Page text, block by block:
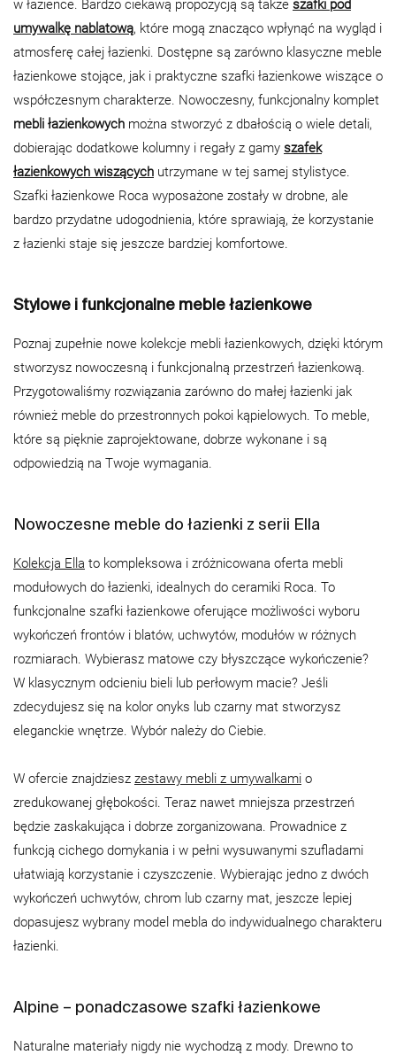
w łazience. Bardzo ciekawą propozycją są także szafki pod
umywalkę nablatową, które mogą znacząco wpłynąć na wygląd i
atmosferę całej łazienki. Dostępne są zarówno klasyczne meble
łazienkowe stojące, jak i praktyczne szafki łazienkowe wiszące o
współczesnym charakterze. Nowoczesny, funkcjonalny komplet
mebli łazienkowych można stworzyć z dbałością o wiele detali,
dobierając dodatkowe kolumny i regały z gamy szafek
łazienkowych wiszących utrzymane w tej samej stylistyce.
Szafki łazienkowe Roca wyposażone zostały w drobne, ale
bardzo przydatne udogodnienia, które sprawiają, że korzystanie
z łazienki staje się jeszcze bardziej komfortowe.
Stylowe i funkcjonalne meble łazienkowe
Poznaj zupełnie nowe kolekcje mebli łazienkowych, dzięki którym
stworzysz nowoczesną i funkcjonalną przestrzeń łazienkową.
Przygotowaliśmy rozwiązania zarówno do małej łazienki jak
również meble do przestronnych pokoi kąpielowych. To meble,
które są pięknie zaprojektowane, dobrze wykonane i są
odpowiedzią na Twoje wymagania.
Nowoczesne meble do łazienki z serii Ella
Kolekcja Ella to kompleksowa i zróżnicowana oferta mebli
modułowych do łazienki, idealnych do ceramiki Roca. To
funkcjonalne szafki łazienkowe oferujące możliwości wyboru
wykończeń frontów i blatów, uchwytów, modułów w różnych
rozmiarach. Wybierasz matowe czy błyszczące wykończenie?
W klasycznym odcieniu bieli lub perłowym macie? Jeśli
zdecydujesz się na kolor onyks lub czarny mat stworzysz
eleganckie wnętrze. Wybór należy do Ciebie.
W ofercie znajdziesz zestawy mebli z umywalkami o
zredukowanej głębokości. Teraz nawet mniejsza przestrzeń
będzie zaskakująca i dobrze zorganizowana. Prowadnice z
funkcją cichego domykania i w pełni wysuwanymi szufladami
ułatwiają korzystanie i czyszczenie. Wybierając jedno z dwóch
wykończeń uchwytów, chrom lub czarny mat, jeszcze lepiej
dopasujesz wybrany model mebla do indywidualnego charakteru
łazienki.
Alpine – ponadczasowe szafki łazienkowe
Naturalne materiały nigdy nie wychodzą z mody. Drewno to